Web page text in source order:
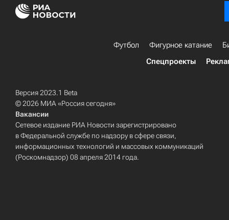
Футбол Фигурное катание
Спецпроекты
Версия 2023.1 Beta
© 2026 МИА «Россия сегодня»
Вакансии
Сетевое издание РИА Новости зарегистрировано
в Федеральной службе по надзору в сфере связи,
информационных технологий и массовых коммуникаций
(Роскомнадзор) 08 апреля 2014 года.